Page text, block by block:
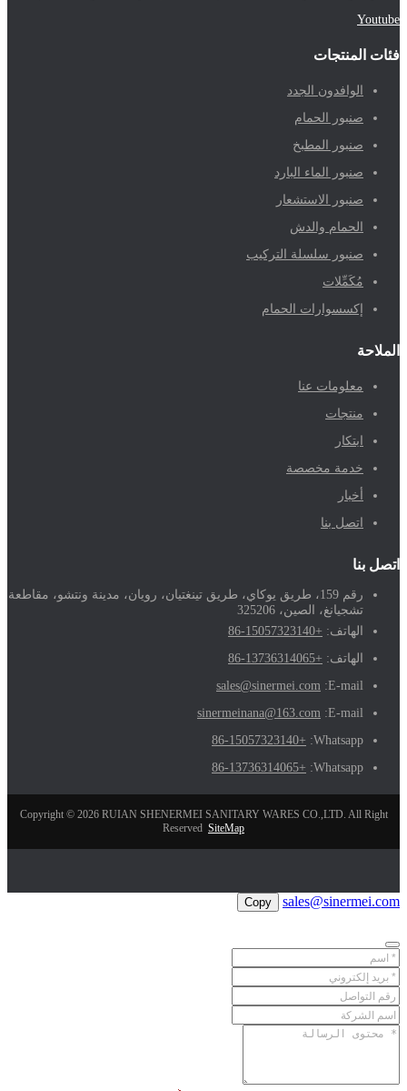
Youtube
فئات المنتجات
الوافدون الجدد
صنبور الحمام
صنبور المطبخ
صنبور الماء البارد
صنبور الاستشعار
الحمام والدش
صنبور سلسلة التركيب
مُكَمِّلات
إكسسوارات الحمام
الملاحة
معلومات عنا
منتجات
ابتكار
خدمة مخصصة
أخبار
اتصل بنا
اتصل بنا
رقم 159، طريق يوكاي، طريق تينغتيان، رويان، مدينة ونتشو، مقاطعة
تشجيانغ، الصين، 325206
الهاتف: +86-15057323140
الهاتف: +86-13736314065
E-mail:
sales@sinermei.com
E-mail:
sinermeinana@163.com
Whatsapp:
+86-15057323140
Whatsapp:
+86-13736314065
Copyright © 2026 RUIAN SHENERMEI SANITARY WARES CO.,LTD. All Right
Reserved SiteMap
sales@sinermei.com
Copy